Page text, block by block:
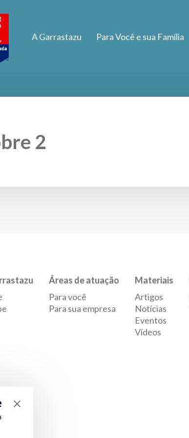
A Garrastazu Para Você e sua Família
2
Áreas de atuação
Para você
Para sua empresa
Materiais
Artigos
Notícias
Eventos
Vídeos